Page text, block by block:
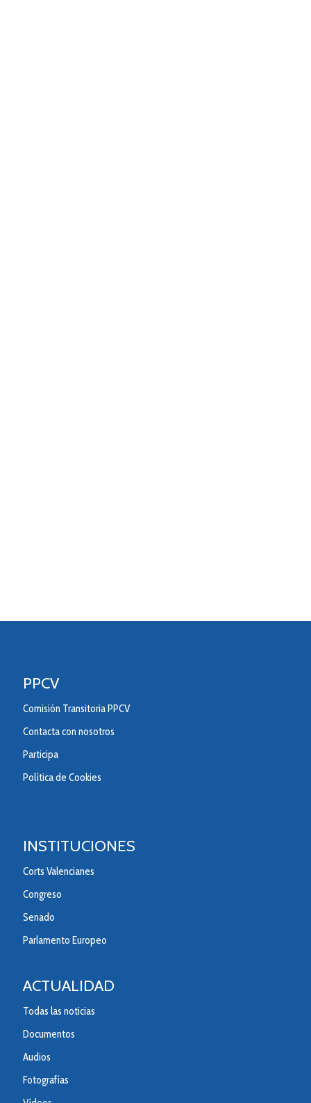
PPCV
Comisión Transitoria PPCV
Contacta con nosotros
Participa
Política de Cookies
INSTITUCIONES
Corts Valencianes
Congreso
Senado
Parlamento Europeo
ACTUALIDAD
Todas las noticias
Documentos
Audios
Fotografías